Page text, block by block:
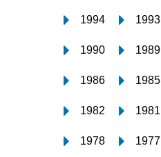
1994 1993
1990 1989
1986 1985
1982 1981
1978 1977